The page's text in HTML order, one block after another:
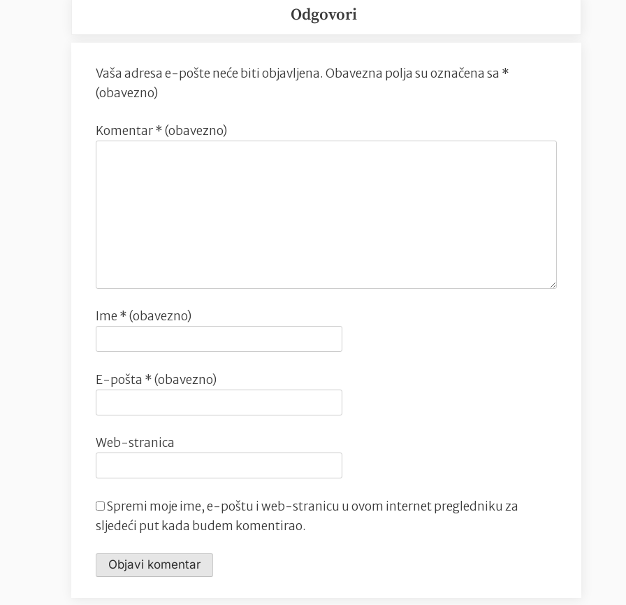
Odgovori
Vaša adresa e-pošte neće biti objavljena. Obavezna polja su označena sa *
(obavezno)
Komentar* (obavezno)
Ime * (obavezno)
E-pošta * (obavezno)
Web-stranica
Spremi moje ime, e-poštu i web-stranicu u ovom internet pregledniku za
sljedeći put kada budem komentirao.